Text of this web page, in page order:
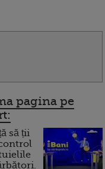
pagina pe
să ții